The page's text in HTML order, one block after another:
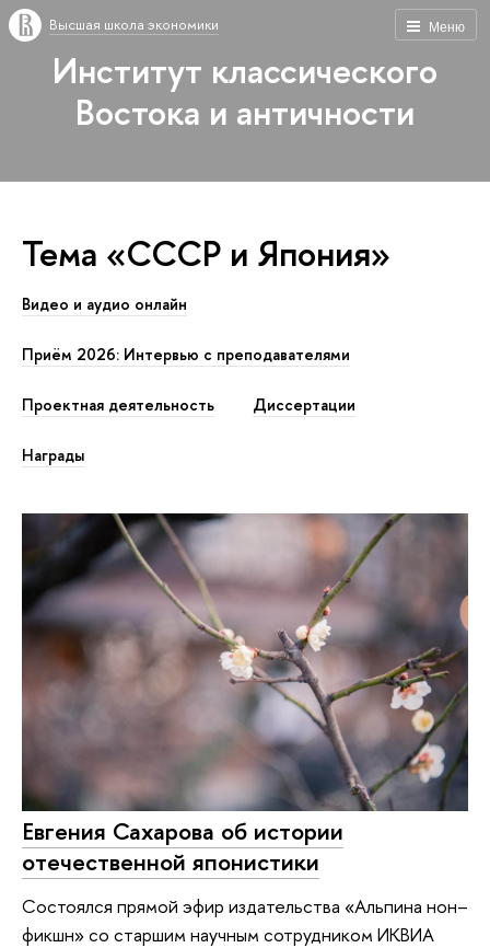
Меню
Высшая школа экономики
Институт классического
Востока и античности
Тема «СССР и Япония»
Видео и аудио онлайн
Приём 2026: Интервью с преподавателями
Проектная деятельность Диссертации
Награды
Евгения Сахарова об истории
отечественной японистики
Состоялся прямой эфир издательства «Альпина нон–
фикшн» со старшим научным сотрудником ИКВИА